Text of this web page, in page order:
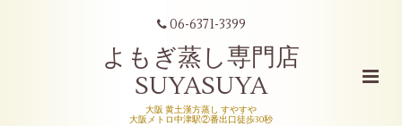
06-6371-3399
よもぎ蒸し専門店
SUYASUYA
大阪 黄土漢方蒸し すやすや
大阪メトロ中津駅②番出口徒歩30秒